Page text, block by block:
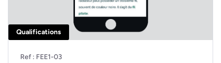
Ref : FEE1-03
Qualifications